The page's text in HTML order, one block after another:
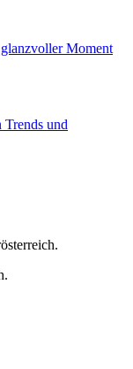
Moment
Trends und